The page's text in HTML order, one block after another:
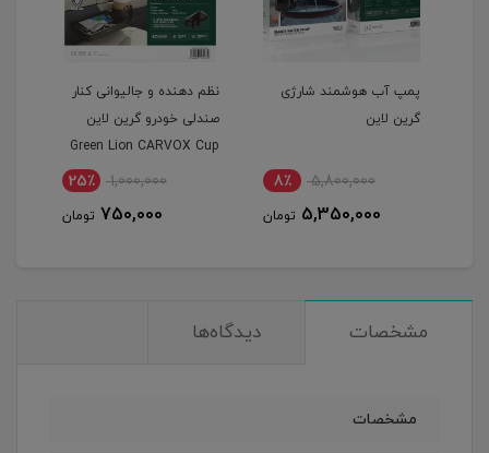
پمپ آب هوشمند شارژی
گرین لاین
5,800,000 8٪
5,350,000 تومان
نظم دهنده و جالیوانی کنار
صندلی خودرو گرین لاین
Green Lion CARVOX Cup
& Storage Organizer
1,000,000 25٪
750,000 تومان
مشخصات دیدگاه‌ها
مشخصات